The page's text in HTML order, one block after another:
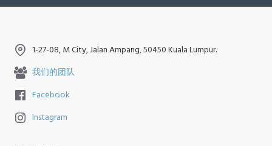
1-27-08, M City, Jalan Ampang, 50450 Kuala Lumpur.
我们的团队
Facebook
Instagram